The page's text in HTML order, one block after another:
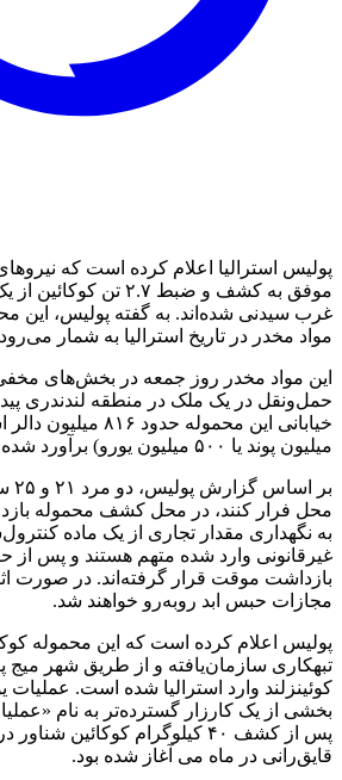
پولیس استرالیا اعلام کرده است که
موفق به کشف و ضبط ۲.۷ تن
غرب سیدنی شده‌اند. به گفته پولیس، این
مواد مخدر در تاریخ استرالیا به شمار
این مواد مخدر روز جمعه در بخش‌های
حمل‌ونقل در یک ملک در منطقه لندندری
میلیون پوند یا ۵۰۰ میلیون یورو) برآورد شده است.
محل فرار کنند، در محل کشف محموله
به نگهداری مقدار تجاری از یک ماده
غیرقانونی وارد شده متهم هستند و پس از
بازداشت موقت قرار گرفته‌اند. در صورت
مجازات حبس ابد روبه‌رو خواهند شد.
پولیس اعلام کرده است که این محموله
تبهکاری سازمان‌یافته و از طریق شهر میج
کوئینزلند وارد استرالیا شده است.
بخشی از یک کارزار گسترده‌تر به نام
پس از کشف ۴۰ کیلوگرام کوکائین
قایق‌رانی در ماه می آغاز شده بود.